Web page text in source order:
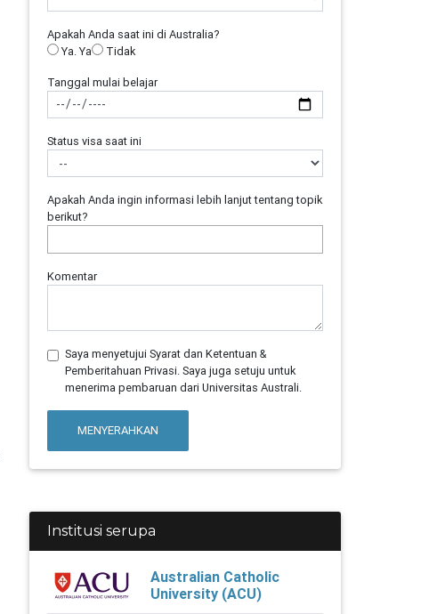
Apakah Anda saat ini di Australia?
Ya. Ya
Tidak
Tanggal mulai belajar
Status visa saat ini
Apakah Anda ingin informasi lebih lanjut tentang topik
berikut?
Komentar
Saya menyetujui Syarat dan Ketentuan &
Pemberitahuan Privasi. Saya juga setuju untuk
menerima pembaruan dari Universitas Australi.
MENYERAHKAN
Institusi serupa
Australian Catholic
University (ACU)